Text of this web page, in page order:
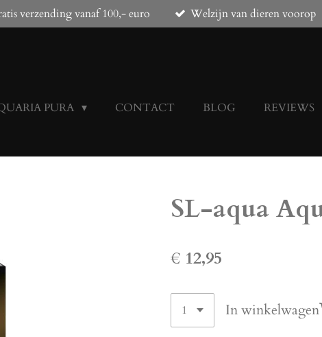
verzending vanaf 100,- euro Welzijn van dieren voorop
PURA CONTACT BLOG REVIEWS
SL-aqua
€ 12,95
In winkelwagen